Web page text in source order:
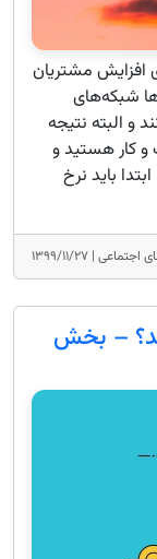
افزایش مشتریان
شبکه‌های
و البته نتیجه
و کار هستید و
باید نرخ
اجتماعی | ۱۳۹۹/۱۱/۲۷
– بخش